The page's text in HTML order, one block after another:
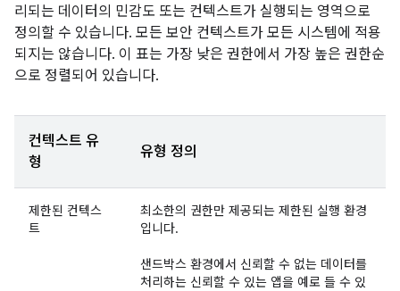
리되는 데이터의 민감도 또는 컨텍스트가 실행되는 영역으로
정의할 수 있습니다. 모든 보안 컨텍스트가 모든 시스템에 적용
되지는 않습니다. 이 표는 가장 낮은 권한에서 가장 높은 권한순
으로 정렬되어 있습니다.
컨텍스트 유
형
유형 정의
제한된 컨텍스
트
최소한의 권한만 제공되는 제한된 실행 환경
입니다.
샌드박스 환경에서 신뢰할 수 없는 데이터를
처리하는 신뢰할 수 있는 앱을 예로 들 수 있